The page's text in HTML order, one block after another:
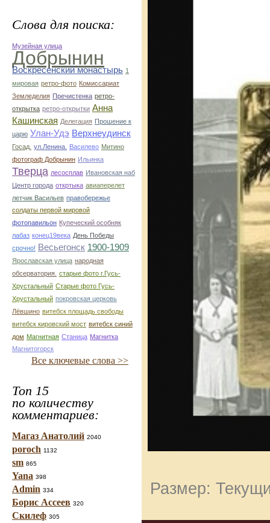
Слова для поиска:
Музейная улица
Добрынин
Воскресенский монастырь 1
мировая ретро-фото Комиссариат
Земледелия Пречистенка ретро-
открытка ретро-открытки Анна
Кашинская Делегация Прошение к
царю Улан-Удэ Верхнеудинск
Госад. ул.Ленина. Василево Митино
фотограф Добрынин Ильинка
Тверца лесосплав Ивановская наб
Центр города откртыка авиаперелет
летчик Васильев правобережье
солдаты первой мировой
фотопавильон Купеческий особняк
лабаз конец19века День Победы
срочно! Весьегонск 1900-1909
Ярославская улица народная
обсерватория. старые фото г.Гусь-
Хрустальный Старые фото Гусь-
Хрустальный покровская церковь
Лёвшино витебск площадь свободы
витебск кировский мост витебск синий
дом Магнитная Станица Магнитка
Магнитогорск
Все ключевые слова >>
Топ 15
по количеству
комментариев:
Магаз Анатолий 2040
poroch 1132
sm 865
Yana 398
Admin 334
Борис Ассеев 320
Скилеф 305
Размер: